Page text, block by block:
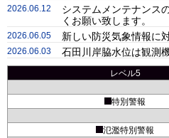
2026.06.12
システムメンテナンス
くお願い致します。
2026.06.05 新しい防災気象情報に
2026.06.03 石田川岸脇水位は観測
レベル5
特別警報
氾濫特別警報